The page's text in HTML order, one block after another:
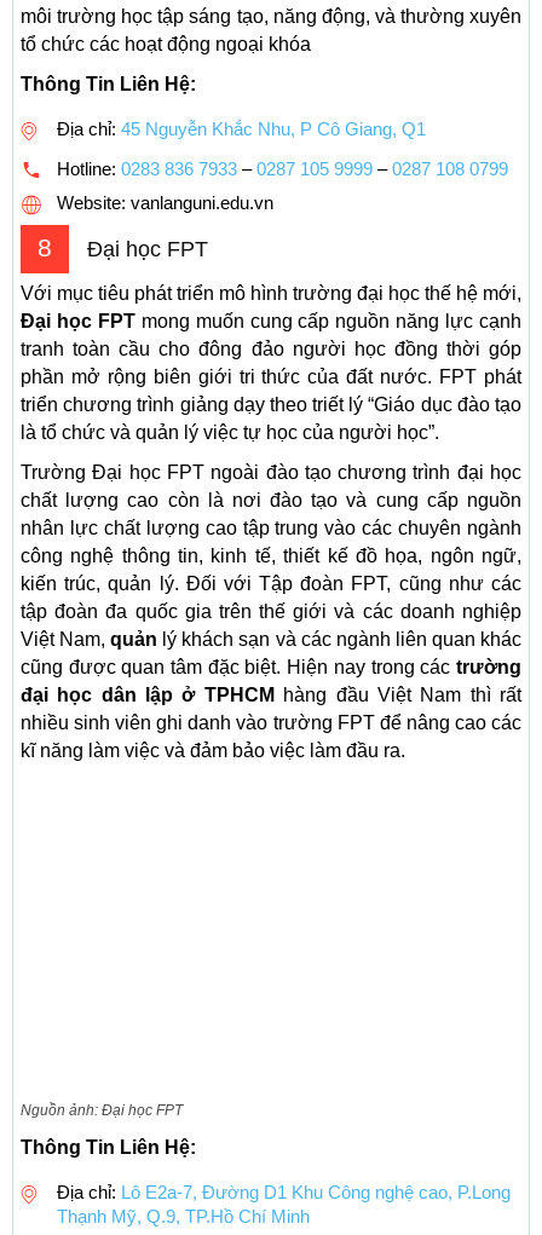
môi trường học tập sáng tạo, năng động, và thường xuyên
tổ chức các hoạt động ngoại khóa
Thông Tin Liên Hệ:
Địa chỉ: 45 Nguyễn Khắc Nhu, P Cô Giang, Q1
Hotline: 0283 836 7933 –0287 105 9999 –0287 108 0799
Website: vanlanguni.edu.vn
8 Đại học FPT
Với mục tiêu phát triển mô hình trường đại học thế hệ mới,
Đại học FPTmong muốn cung cấp nguồn năng lực cạnh
tranh toàn cầu cho đông đảo người học đồng thời góp
phần mở rộng biên giới tri thức của đất nước. FPT phát
triển chương trình giảng dạy theo triết lý “Giáo dục đào tạo
là tổ chức và quản lý việc tự học của người học”.
Trường Đại học FPT ngoài đào tạo chương trình đại học
chất lượng cao còn là nơi đào tạo và cung cấp nguồn
nhân lực chất lượng cao tập trung vào các chuyên ngành
công nghệ thông tin, kinh tế, thiết kế đồ họa, ngôn ngữ,
kiến ​​trúc, quản lý. Đối với Tập đoàn FPT, cũng như các
tập đoàn đa quốc gia trên thế giới và các doanh nghiệp
Việt Nam,quản lý khách sạn và các ngành liên quan khác
cũng được quan tâm đặc biệt. Hiện nay trong các trường
đại học dân lập ở TPHCM
hàng đầu Việt Nam thì rất
nhiều sinh viên ghi danh vào trường FPT để nâng cao các
kĩ năng làm việc và đảm bảo việc làm đầu ra.
Nguồn ảnh: Đại học FPT
Thông Tin Liên Hệ:
Địa chỉ: Lô E2a-7, Đường D1 Khu Công nghệ cao, P.Long
Thạnh Mỹ, Q.9, TP.Hồ Chí Minh